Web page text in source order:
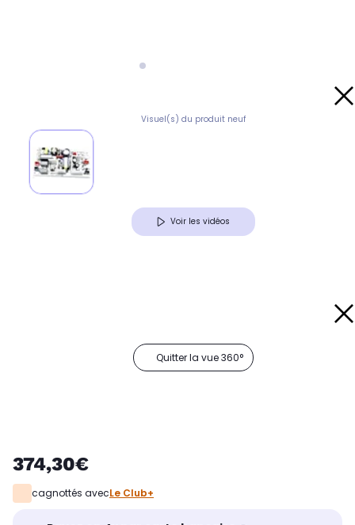
Visuel(s) du produit neuf
Voir les vidéos
Quitter la vue 360°
374,30€
cagnottés avecLe Club+